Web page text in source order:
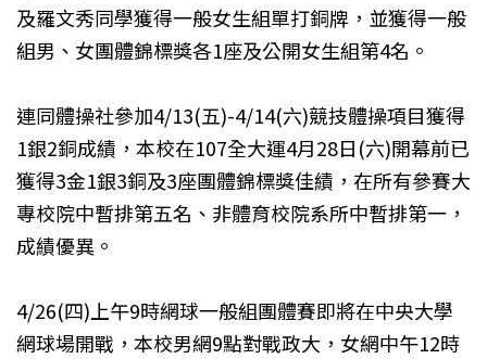
及羅文秀同學獲得一般女生組單打銅牌，並獲得一般
組男、女團體錦標獎各1座及公開女生組第4名。
連同體操社參加4/13(五)-4/14(六)競技體操項目獲得
1銀2銅成績，本校在107全大運4月28日(六)開幕前已
獲得3金1銀3銅及3座團體錦標獎佳績，在所有參賽大
專校院中暫排第五名、非體育校院系所中暫排第一，
成績優異。
4/26(四)上午9時網球一般組團體賽即將在中央大學
網球場開戰，本校男網9點對戰政大，女網中午12時